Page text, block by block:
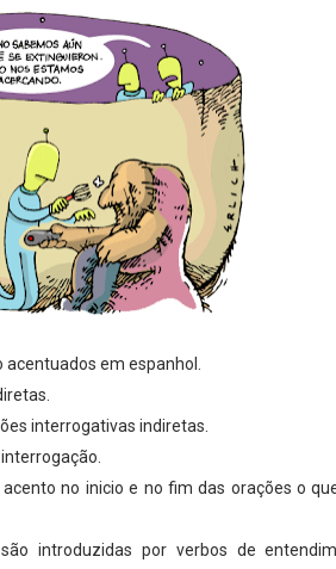
em espanhol.
interrogativas indiretas.
no inicio e no fim das orações o
introduzidas por verbos de